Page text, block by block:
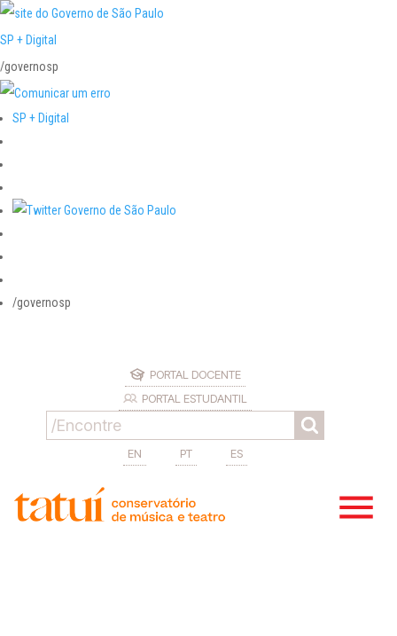
SP + Digital
/governosp
SP + Digital
/governosp
PORTAL DOCENTE
PORTAL ESTUDANTIL
EN PT ES